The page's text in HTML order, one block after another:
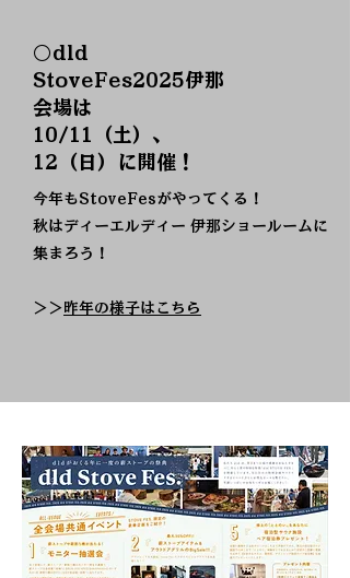
​○dld
StoveFes2025伊那
会場は
10/11（土）、
12（日）に開催！
今年もStoveFesがやってくる！
秋はディーエルディー 伊那ショールームに
集まろう！
​＞＞ 昨年の様子はこちら